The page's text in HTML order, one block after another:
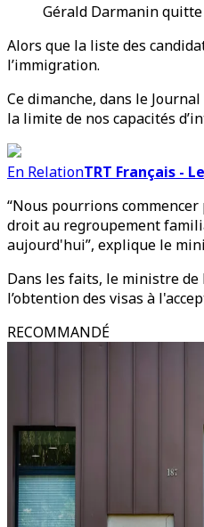
Gérald Darmanin
Alors que la liste des
l’immigration.
Ce dimanche, dans le
la limite de nos capacités
En RelationTRT Français -
“Nous pourrions
droit au regroupement
aujourd'hui”, explique le
Dans les faits, le ministre
l’obtention des visas à
RECOMMANDÉ